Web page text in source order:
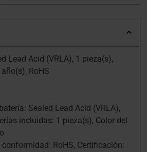
Lead Acid (VRLA), 1 pieza(s),
RoHS
Sealed Lead Acid (VRLA),
incluidas: 1 pieza(s), Color del
RoHS, Certificación: